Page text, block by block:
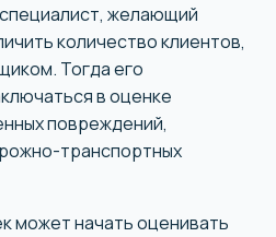
желающий
количество клиентов,
Тогда его
в оценке
повреждений,
транспортных
может начать оценивать